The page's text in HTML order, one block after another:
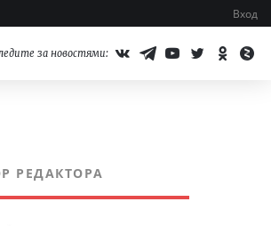
Вход
за новостями:
РЕДАКТОРА